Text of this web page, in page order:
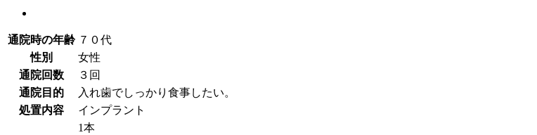
通院時の年齢 ７０代
性別
女性
通院回数
３回
通院目的
入れ歯でしっかり食事したい。
処置内容
インプラント
1本